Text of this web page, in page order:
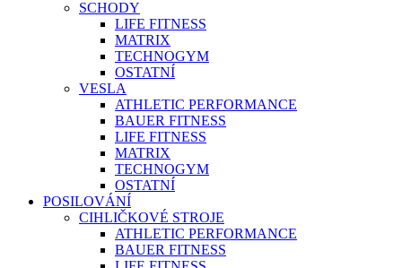
SCHODY
LIFE FITNESS
MATRIX
TECHNOGYM
OSTATNÍ
VESLA
ATHLETIC PERFORMANCE
BAUER FITNESS
LIFE FITNESS
MATRIX
TECHNOGYM
OSTATNÍ
POSILOVÁNÍ
CIHLIČKOVÉ STROJE
ATHLETIC PERFORMANCE
BAUER FITNESS